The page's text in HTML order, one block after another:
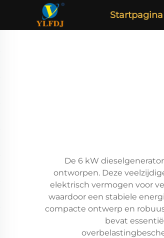
Startpagina
De 6 kW
ontworpen. Deze
elektrisch vermogen voor
waardoor een stabiele
compacte ontwerp en
bevat